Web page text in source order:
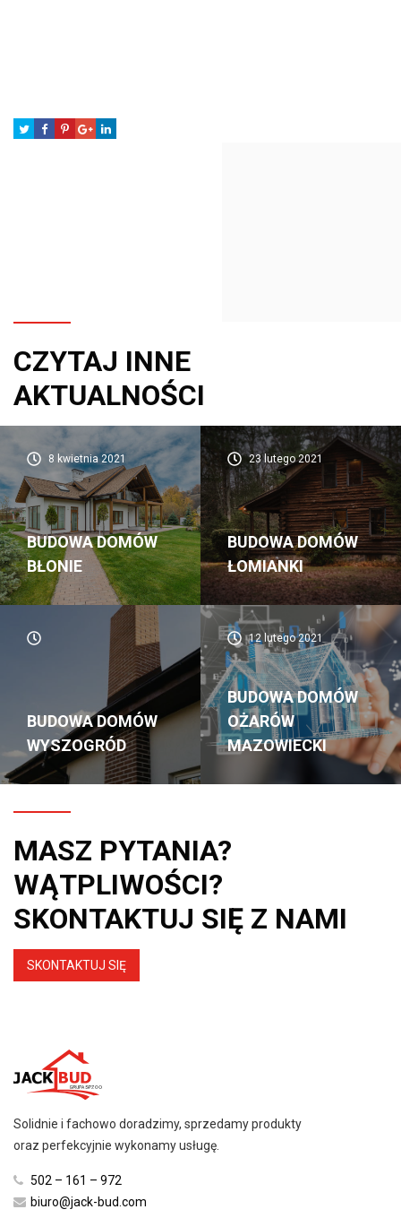
CZYTAJ INNE
AKTUALNOŚCI
8 kwietnia 2021
BUDOWA DOMÓW
BŁONIE
23 lutego 2021
BUDOWA DOMÓW
ŁOMIANKI
BUDOWA DOMÓW
WYSZOGRÓD
12 lutego 2021
BUDOWA DOMÓW
OŻARÓW
MAZOWIECKI
MASZ PYTANIA?
WĄTPLIWOŚCI?
SKONTAKTUJ SIĘ Z NAMI
SKONTAKTUJ SIĘ
Solidnie i fachowo doradzimy, sprzedamy produkty
oraz perfekcyjnie wykonamy usługę.
502 – 161 – 972
biuro@jack-bud.com